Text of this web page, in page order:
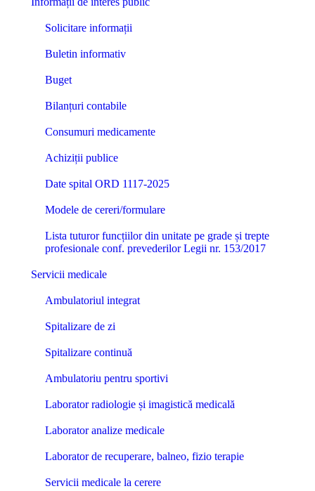
Solicitare informații
Buletin informativ
Buget
Bilanțuri contabile
Consumuri medicamente
Achiziții publice
Date spital ORD 1117-2025
Modele de cereri/formulare
Lista tuturor funcțiilor din unitate pe grade și trepte
profesionale conf. prevederilor Legii nr. 153/2017
Servicii medicale
Ambulatoriul integrat
Spitalizare de zi
Spitalizare continuă
Ambulatoriu pentru sportivi
Laborator radiologie și imagistică medicală
Laborator analize medicale
Laborator de recuperare, balneo, fizio terapie
Servicii medicale la cerere